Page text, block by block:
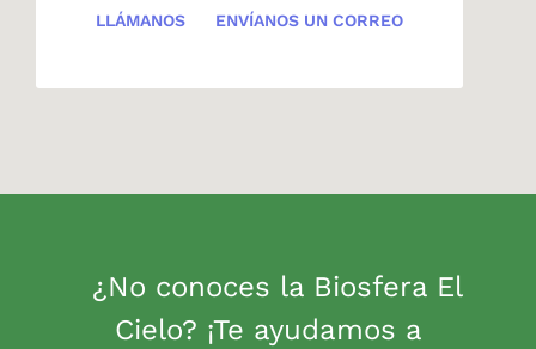
LLÁMANOS ENVÍANOS UN CORREO
¿No conoces la Biosfera El
Cielo? ¡Te ayudamos a